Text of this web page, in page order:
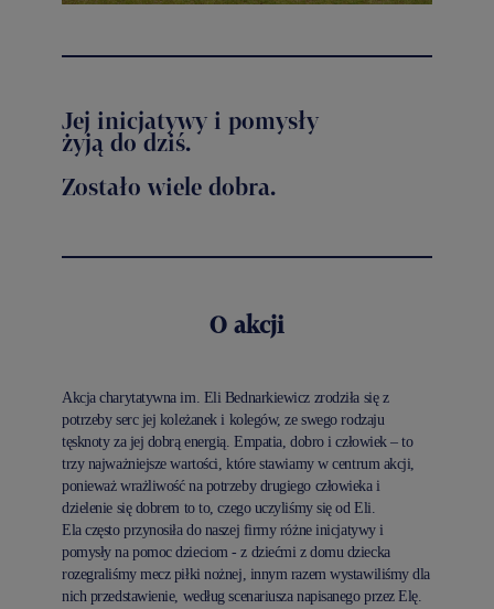
Jej inicjatywy i pomysły
żyją do dziś.
Zostało wiele dobra.
O akcji
Akcja charytatywna im. Eli Bednarkiewicz zrodziła się z
potrzeby serc jej koleżanek i kolegów, ze swego rodzaju
tęsknoty za jej dobrą energią. Empatia, dobro i człowiek – to
trzy najważniejsze wartości, które stawiamy w centrum akcji,
ponieważ wrażliwość na potrzeby drugiego człowieka i
dzielenie się dobrem to to, czego uczyliśmy się od Eli.
Ela często przynosiła do naszej firmy różne inicjatywy i
pomysły na pomoc dzieciom - z dziećmi z domu dziecka
rozegraliśmy mecz piłki nożnej, innym razem wystawiliśmy dla
nich przedstawienie, według scenariusza napisanego przez Elę.